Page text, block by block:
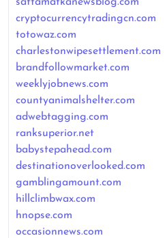
cryptocurrencytradingcn.com
totowaz.com
charlestonwipesettlement.com
brandfollowmarket.com
weeklyjobnews.com
countyanimalshelter.com
adwebtagging.com
ranksuperior.net
babystepahead.com
destinationoverlooked.com
gamblingamount.com
hillclimbwax.com
hnopse.com
occasionnews.com